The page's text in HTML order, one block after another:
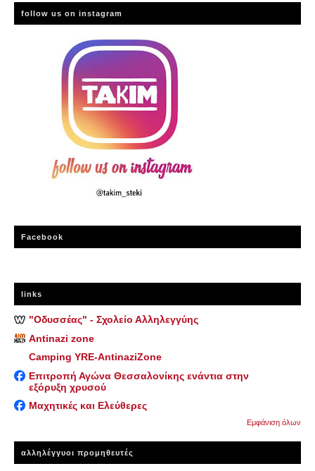
follow us on instagram
Facebook
links
"Οδυσσέας" - Σχολείο Αλληλεγγύης
Antinazi zone
Camping YRE-AntinaziZone
Επιτροπή Αγώνα Θεσσαλονίκης ενάντια στην
εξόρυξη χρυσού
Μαχητικές και Ελεύθερες
Εμφάνιση όλων
αλληλέγγυοι προμηθευτές